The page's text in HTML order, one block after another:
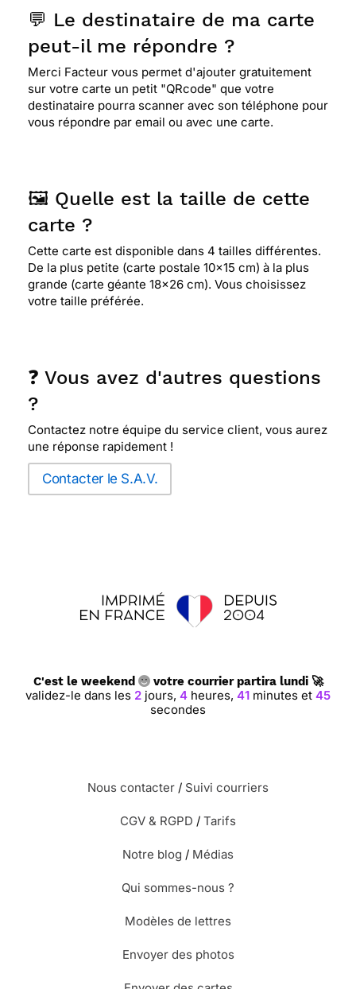
💬 Le destinataire de ma carte
peut-il me répondre ?
Merci Facteur vous permet d'ajouter gratuitement
sur votre carte un petit "QRcode" que votre
destinataire pourra scanner avec son téléphone pour
vous répondre par email ou avec une carte.
🖼️ Quelle est la taille de cette
carte ?
Cette carte est disponible dans 4 tailles différentes.
De la plus petite (carte postale 10x15 cm) à la plus
grande (carte géante 18x26 cm). Vous choisissez
votre taille préférée.
❓ Vous avez d'autres questions
?
Contactez notre équipe du service client, vous aurez
une réponse rapidement !
Contacter le S.A.V.
C'est le weekend votre courrier partira lundi 🚀
validez-le dans les 2jours, 4heures, 41minutes et 44
secondes
Nous contacter / Suivi courriers
CGV & RGPD / Tarifs
Notre blog / Médias
Qui sommes-nous ?
Modèles de lettres
Envoyer des photos